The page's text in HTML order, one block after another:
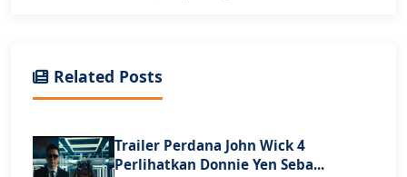
Related Posts
Trailer Perdana John Wick 4
Perlihatkan Donnie Yen Seba...